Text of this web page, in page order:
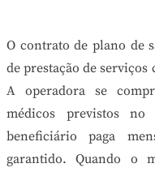
O contrato de plano de
de prestação de
A operadora se
médicos previstos
beneficiário paga
garantido. Quando o